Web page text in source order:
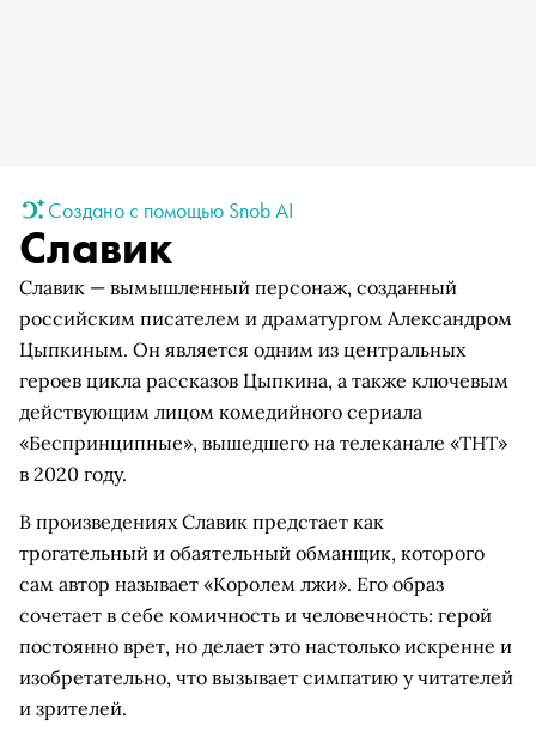
Создано с помощью Snob AI
Славик
Славик — вымышленный персонаж, созданный
российским писателем и драматургом Александром
Цыпкиным. Он является одним из центральных
героев цикла рассказов Цыпкина, а также ключевым
действующим лицом комедийного сериала
«Беспринципные», вышедшего на телеканале «ТНТ»
в 2020 году.
В произведениях Славик предстает как
трогательный и обаятельный обманщик, которого
сам автор называет «Королем лжи». Его образ
сочетает в себе комичность и человечность: герой
постоянно врет, но делает это настолько искренне и
изобретательно, что вызывает симпатию у читателей
и зрителей.